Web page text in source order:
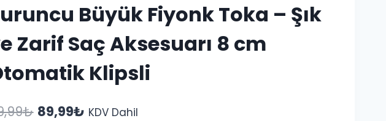
Büyük Fiyonk Toka – Şık
Zarif Saç Aksesuarı 8 cm
Klipsli
₺ Orijinal
89,99₺Şu
KDV Dahil